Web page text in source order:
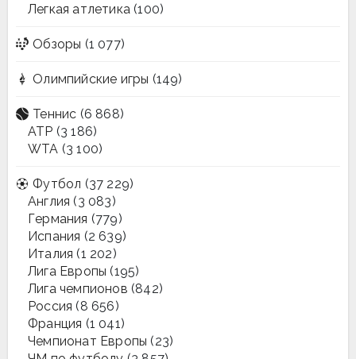
Легкая атлетика (100)
Обзоры (1 077)
Олимпийские игры (149)
Теннис (6 868)
ATP (3 186)
WTA (3 100)
Футбол (37 229)
Англия (3 083)
Германия (779)
Испания (2 639)
Италия (1 202)
Лига Европы (195)
Лига чемпионов (842)
Россия (8 656)
Франция (1 041)
Чемпионат Европы (23)